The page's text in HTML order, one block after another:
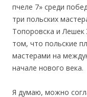
пчеле 7» среди
три польских
Топоровска и Лешек
том, что польские
мастерами на
начале нового века.
Я думаю, можно